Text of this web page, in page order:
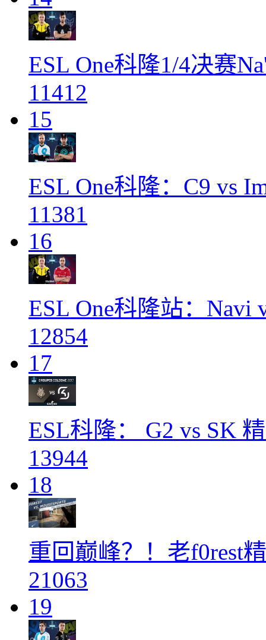
ESL One科隆1/4决赛
11412
15
ESL One科隆：C9 vs
11381
16
ESL One科隆站：Navi
12854
17
ESL科隆： G2 vs SK
13944
18
重回巅峰？！老f0rest
21063
19